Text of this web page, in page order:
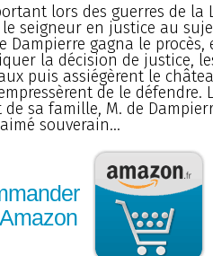
lors des guerres de la
seigneur en justice au
Dampierre gagna le procès,
la décision de justice,
puis assiégèrent le
de le défendre.
de sa famille, M. de
souverain...